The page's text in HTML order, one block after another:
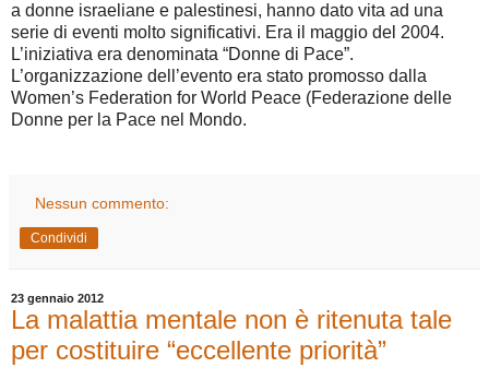
a donne israeliane e palestinesi, hanno dato vita ad una
serie di eventi molto significativi. Era il maggio del 2004.
L’iniziativa era denominata “Donne di Pace”.
L’organizzazione dell’evento era stato promosso dalla
Women’s Federation for World Peace (Federazione delle
Donne per la Pace nel Mondo.
Nessun commento:
Condividi
23 gennaio 2012
La malattia mentale non è ritenuta tale
per costituire “eccellente priorità”